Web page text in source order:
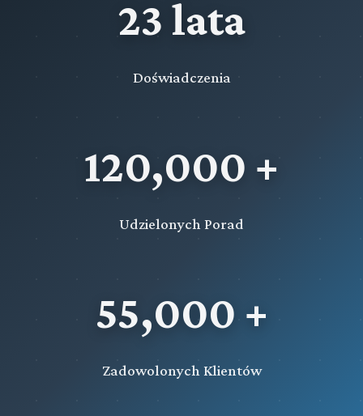
23 lata
Doświadczenia
120,000 +
Udzielonych Porad
55,000 +
Zadowolonych Klientów